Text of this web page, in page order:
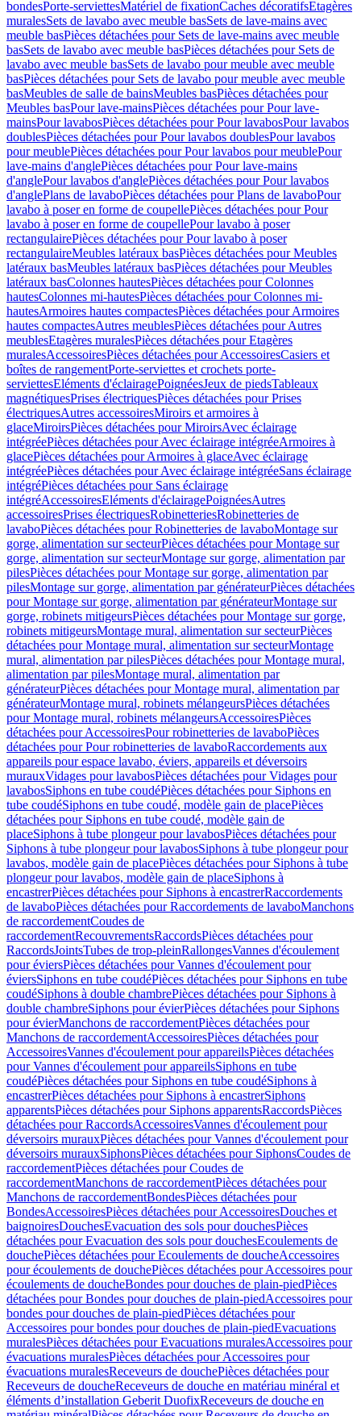
bondesPorte-serviettesMatériel de fixationCaches décoratifsEtagères
muralesSets de lavabo avec meuble basSets de lave-mains avec
meuble basPièces détachées pour Sets de lave-mains avec meuble
basSets de lavabo avec meuble basPièces détachées pour Sets de
lavabo avec meuble basSets de lavabo pour meuble avec meuble
basPièces détachées pour Sets de lavabo pour meuble avec meuble
basMeubles de salle de bainsMeubles basPièces détachées pour
Meubles basPour lave-mainsPièces détachées pour Pour lave-
mainsPour lavabosPièces détachées pour Pour lavabosPour lavabos
doublesPièces détachées pour Pour lavabos doublesPour lavabos
pour meublePièces détachées pour Pour lavabos pour meublePour
lave-mains d'anglePièces détachées pour Pour lave-mains
d'anglePour lavabos d'anglePièces détachées pour Pour lavabos
d'anglePlans de lavaboPièces détachées pour Plans de lavaboPour
lavabo à poser en forme de coupellePièces détachées pour Pour
lavabo à poser en forme de coupellePour lavabo à poser
rectangulairePièces détachées pour Pour lavabo à poser
rectangulaireMeubles latéraux basPièces détachées pour Meubles
latéraux basMeubles latéraux basPièces détachées pour Meubles
latéraux basColonnes hautesPièces détachées pour Colonnes
hautesColonnes mi-hautesPièces détachées pour Colonnes mi-
hautesArmoires hautes compactesPièces détachées pour Armoires
hautes compactesAutres meublesPièces détachées pour Autres
meublesEtagères muralesPièces détachées pour Etagères
muralesAccessoiresPièces détachées pour AccessoiresCasiers et
boîtes de rangementPorte-serviettes et crochets porte-
serviettesEléments d'éclairagePoignéesJeux de piedsTableaux
magnétiquesPrises électriquesPièces détachées pour Prises
électriquesAutres accessoiresMiroirs et armoires à
glaceMiroirsPièces détachées pour MiroirsAvec éclairage
intégréePièces détachées pour Avec éclairage intégréeArmoires à
glacePièces détachées pour Armoires à glaceAvec éclairage
intégréePièces détachées pour Avec éclairage intégréeSans éclairage
intégréPièces détachées pour Sans éclairage
intégréAccessoiresEléments d'éclairagePoignéesAutres
accessoiresPrises électriquesRobinetteriesRobinetteries de
lavaboPièces détachées pour Robinetteries de lavaboMontage sur
gorge, alimentation sur secteurPièces détachées pour Montage sur
gorge, alimentation sur secteurMontage sur gorge, alimentation par
pilesPièces détachées pour Montage sur gorge, alimentation par
pilesMontage sur gorge, alimentation par générateurPièces détachées
pour Montage sur gorge, alimentation par générateurMontage sur
gorge, robinets mitigeursPièces détachées pour Montage sur gorge,
robinets mitigeursMontage mural, alimentation sur secteurPièces
détachées pour Montage mural, alimentation sur secteurMontage
mural, alimentation par pilesPièces détachées pour Montage mural,
alimentation par pilesMontage mural, alimentation par
générateurPièces détachées pour Montage mural, alimentation par
générateurMontage mural, robinets mélangeursPièces détachées
pour Montage mural, robinets mélangeursAccessoiresPièces
détachées pour AccessoiresPour robinetteries de lavaboPièces
détachées pour Pour robinetteries de lavaboRaccordements aux
appareils pour espace lavabo, éviers, appareils et déversoirs
murauxVidages pour lavabosPièces détachées pour Vidages pour
lavabosSiphons en tube coudéPièces détachées pour Siphons en
tube coudéSiphons en tube coudé, modèle gain de placePièces
détachées pour Siphons en tube coudé, modèle gain de
placeSiphons à tube plongeur pour lavabosPièces détachées pour
Siphons à tube plongeur pour lavabosSiphons à tube plongeur pour
lavabos, modèle gain de placePièces détachées pour Siphons à tube
plongeur pour lavabos, modèle gain de placeSiphons à
encastrerPièces détachées pour Siphons à encastrerRaccordements
de lavaboPièces détachées pour Raccordements de lavaboManchons
de raccordementCoudes de
raccordementRecouvrementsRaccordsPièces détachées pour
RaccordsJointsTubes de trop-pleinRallongesVannes d'écoulement
pour éviersPièces détachées pour Vannes d'écoulement pour
éviersSiphons en tube coudéPièces détachées pour Siphons en tube
coudéSiphons à double chambrePièces détachées pour Siphons à
double chambreSiphons pour évierPièces détachées pour Siphons
pour évierManchons de raccordementPièces détachées pour
Manchons de raccordementAccessoiresPièces détachées pour
AccessoiresVannes d'écoulement pour appareilsPièces détachées
pour Vannes d'écoulement pour appareilsSiphons en tube
coudéPièces détachées pour Siphons en tube coudéSiphons à
encastrerPièces détachées pour Siphons à encastrerSiphons
apparentsPièces détachées pour Siphons apparentsRaccordsPièces
détachées pour RaccordsAccessoiresVannes d'écoulement pour
déversoirs murauxPièces détachées pour Vannes d'écoulement pour
déversoirs murauxSiphonsPièces détachées pour SiphonsCoudes de
raccordementPièces détachées pour Coudes de
raccordementManchons de raccordementPièces détachées pour
Manchons de raccordementBondesPièces détachées pour
BondesAccessoiresPièces détachées pour AccessoiresDouches et
baignoiresDouchesEvacuation des sols pour douchesPièces
détachées pour Evacuation des sols pour douchesEcoulements de
douchePièces détachées pour Ecoulements de doucheAccessoires
pour écoulements de douchePièces détachées pour Accessoires pour
écoulements de doucheBondes pour douches de plain-piedPièces
détachées pour Bondes pour douches de plain-piedAccessoires pour
bondes pour douches de plain-piedPièces détachées pour
Accessoires pour bondes pour douches de plain-piedEvacuations
muralesPièces détachées pour Evacuations muralesAccessoires pour
évacuations muralesPièces détachées pour Accessoires pour
évacuations muralesReceveurs de douchePièces détachées pour
Receveurs de doucheReceveurs de douche en matériau minéral et
éléments d’installation Geberit DuofixReceveurs de douche en